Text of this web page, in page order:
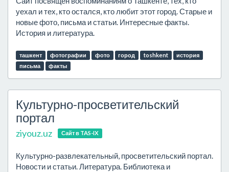
уехал и тех, кто остался, кто любит этот город. Старые и
новые фото, письма и статьи. Интересные факты.
История и литература.
ташкент фотографии фото город toshkent
история
письма
факты
Культурно-просветительский
портал
ziyouz.uz Сайт в TAS-IX
Культурно-развлекательный, просветительский портал.
Новости и статьи. Литература. Библиотека и